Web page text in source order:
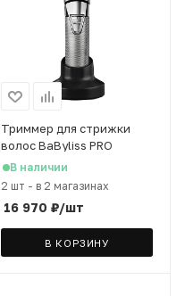
Триммер для стрижки
волос BaByliss PRO
FX7880E
В наличии
2 шт - в 2 магазинах
16 970 ₽/шт
В КОРЗИНУ